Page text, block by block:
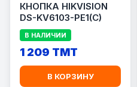
КНОПКА HIKVISION
DS-KV6103-PE1(C)
В НАЛИЧИИ
1 209 TMT
В КОРЗИНУ